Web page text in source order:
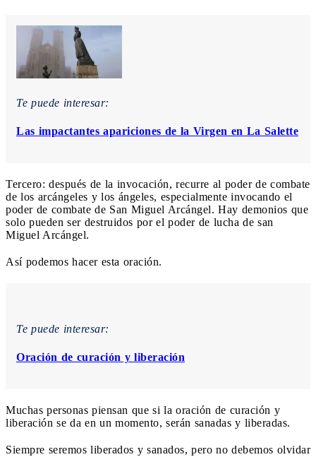
Te puede interesar:
Las impactantes apariciones de la Virgen en La Salette
Tercero: después de la invocación, recurre al poder de combate
de los arcángeles y los ángeles, especialmente invocando el
poder de combate de San Miguel Arcángel. Hay demonios que
solo pueden ser destruidos por el poder de lucha de san
Miguel Arcángel.
Así podemos hacer esta oración.
Te puede interesar:
Oración de curación y liberación
Muchas personas piensan que si la oración de curación y
liberación se da en un momento, serán sanadas y liberadas.
Siempre seremos liberados y sanados, pero no debemos olvidar